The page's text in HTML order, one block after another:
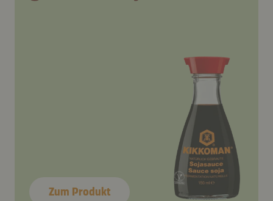
Zum Produkt